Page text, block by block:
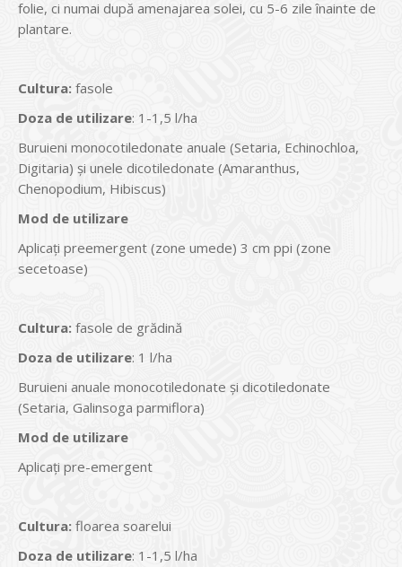
folie, ci numai după amenajarea solei, cu 5-6 zile înainte de
plantare.
Cultura: fasole
Doza de utilizare: 1-1,5 l/ha
Buruieni monocotiledonate anuale (Setaria, Echinochloa,
Digitaria) și unele dicotiledonate (Amaranthus,
Chenopodium, Hibiscus)
Mod de utilizare
Aplicaţi preemergent (zone umede) 3 cm ppi (zone
secetoase)
Cultura: fasole de grădină
Doza de utilizare: 1 l/ha
Buruieni anuale monocotiledonate și dicotiledonate
(Setaria, Galinsoga parmiflora)
Mod de utilizare
Aplicaţi pre-emergent
Cultura: floarea soarelui
Doza de utilizare: 1-1,5 l/ha